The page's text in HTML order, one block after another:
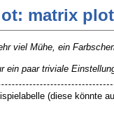
matrix
viel Mühe, ein
ein paar triviale
(diese könnte